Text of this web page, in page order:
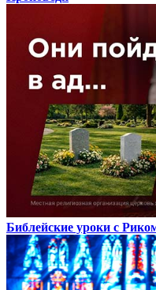
Библейские уроки с